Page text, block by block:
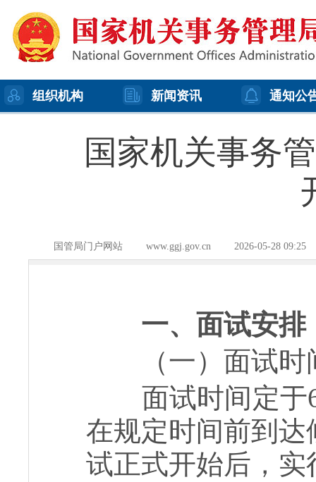
组织机构 新闻资讯 通知公
国家机关事务
国管局门户网站 www.ggj.gov.cn 2026-05-28 09:25
一、面试安排
（一）面试
面试时间定于6
在规定时间前到
试正式开始后，